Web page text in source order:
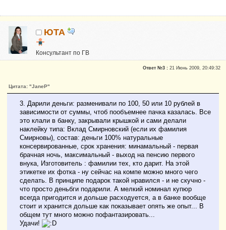
ЮТА
Консультант по ГВ
Репутация:
Ответ №3 :21 Июнь 2009, 20:49:32
Цитата: "JaneP"
3. Дарили деньги: разменивали по 100, 50 или 10 рублей в
зависимости от суммы, чтоб пообъемнее пачка казалась. Все
это клали в банку, закрывали крышкой и сами делали
наклейку типа: Вклад Смирновский (если их фамилия
Смирновы), состав: деньги 100% натуральные
консервированные, срок хранения: минамальный - первая
брачная ночь, максимальный - выход на пенсию первого
внука, Изготовитель : фамилии тех, кто дарит. На этой
этикетке их фотка - ну сейчас на компе можно много чего
сделать. В принципе подарок такой нравился - и не скучно -
что просто деньбги подарили. А мелкий номинал купюр
всегда пригодится и дольше расходуется, а в банке вообще
стоит и хранится дольше как показывает опять же опыт... В
общем тут много можно пофантазировать...
Удачи!